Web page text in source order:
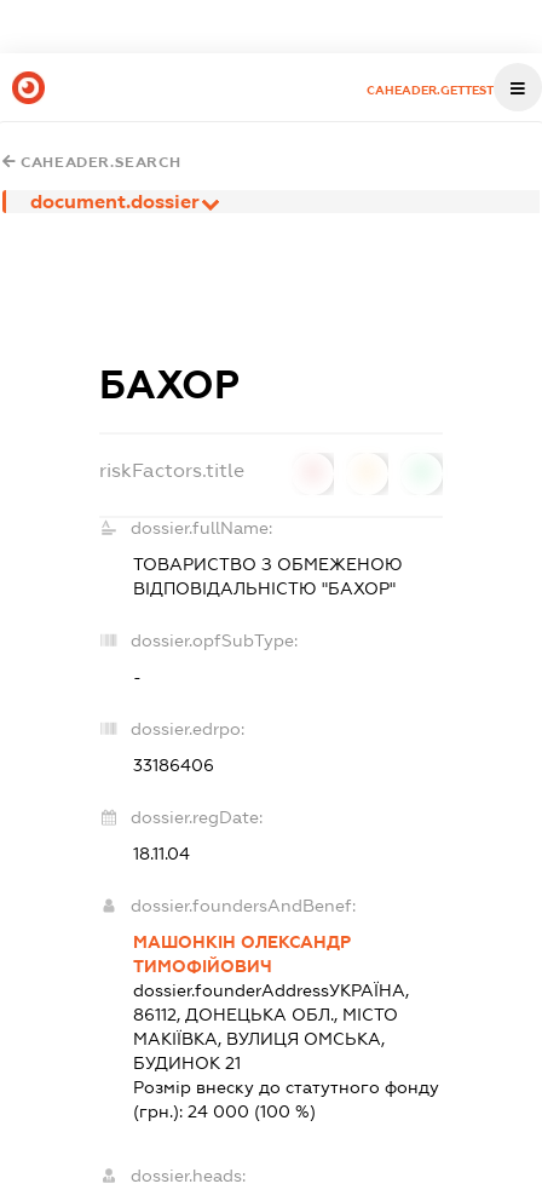
CAHEADER.GETTEST
CAHEADER.SEARCH
document.dossier
БАХОР
riskFactors.title
dossier.fullName:
ТОВАРИСТВО З ОБМЕЖЕНОЮ
ВІДПОВІДАЛЬНІСТЮ "БАХОР"
dossier.opfSubType:
-
dossier.edrpo:
33186406
dossier.regDate:
18.11.04
dossier.foundersAndBenef:
МАШОНКІН ОЛЕКСАНДР
ТИМОФІЙОВИЧ
dossier.founderAddressУКРАЇНА,
86112, ДОНЕЦЬКА ОБЛ., МІСТО
МАКІЇВКА, ВУЛИЦЯ ОМСЬКА,
БУДИНОК 21
Розмір внеску до статутного фонду
(грн.):24 000 (100 %)
dossier.heads: